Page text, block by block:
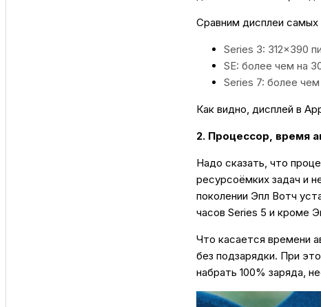
Сравним дисплеи самых
Series 3: 312×390
SE: более чем на
Series 7: более
Как видно, дисплей в
2. Процессор, время
Надо сказать, что
ресурсоëмких задач и
поколении Эпл Вотч
часов Series 5 и кроме
Что касается времени
без подзарядки. При
набрать 100% заряда,